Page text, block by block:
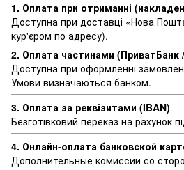
1. Оплата при отриманні
Доступна при доставці «Нова
кур'єром по адресу).
2. Оплата частинами (ПриватБанк
Доступна при оформленні
Умови визначаються банком.
3. Оплата за реквізитами (IBAN)
Безготівковий переказ на рахунок
4. Онлайн-оплата банковской
Дополнительные комиссии со